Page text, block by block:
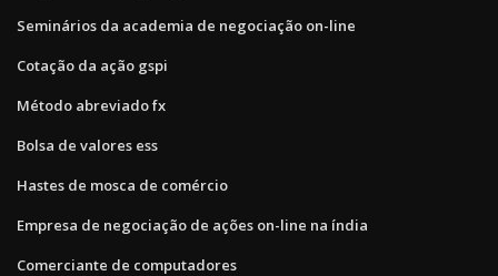
Seminários da academia de negociação on-line
Cotação da ação gspi
Método abreviado fx
Bolsa de valores ess
Hastes de mosca de comércio
Empresa de negociação de ações on-line na índia
Comerciante de computadores